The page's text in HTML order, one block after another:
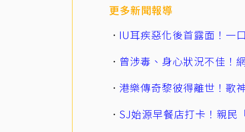
更多新聞報導
IU耳疾惡化後首露面！一
曾涉毒、身心狀況不佳！
港樂傳奇黎彼得離世！歌
SJ始源早餐店打卡！親民